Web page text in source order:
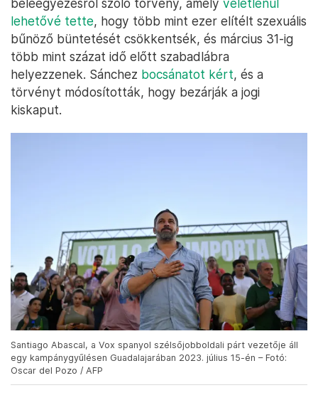
lehetővé tette, hogy több mint ezer elítélt szexuális
bűnöző büntetését csökkentsék, és március 31-ig
több mint százat idő előtt szabadlábra
helyezzenek. Sánchez bocsánatot kért, és a
törvényt módosították, hogy bezárják a jogi
kiskaput.
Santiago Abascal, a Vox spanyol szélsőjobboldali párt vezetője áll
egy kampánygyűlésen Guadalajarában 2023. július 15-én – Fotó:
Oscar del Pozo / AFP